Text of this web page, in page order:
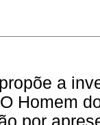
a
Homem